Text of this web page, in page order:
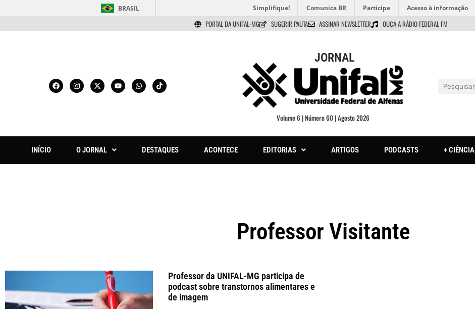
BRASIL Simplifique! Comunica BR Participe Acesso à informação
PORTAL DA UNIFAL-MG SUGERIR PAUTA ASSINAR NEWSLETTER OUÇA A RÁDIO FEDERAL FM
JORNAL
Volume 6 | Número 60 | Agosto 2026
INÍCIO O JORNAL DESTAQUES ACONTECE EDITORIAS ARTIGOS PODCASTS + CIÊNCIA
Professor Visitante
Professor da UNIFAL-MG participa de
podcast sobre transtornos alimentares e
de imagem